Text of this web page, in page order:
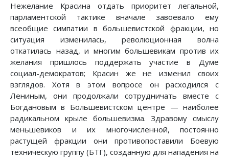
Нежелание Красина отдать приоритет легальной,
парламентской тактике вначале завоевало ему
всеобщие симпатии в большевистской фракции, но
ситуация изменилась, революционная волна
откатилась назад, и многим большевикам против их
желания пришлось поддержать участие в Думе
социал-демократов; Красин же не изменил своих
взглядов. Хотя в этом вопросе он расходился с
Лениным, они продолжали сотрудничать вместе с
Богдановым в Большевистском центре — наиболее
радикальном крыле большевизма. Здравому смыслу
меньшевиков и их многочисленной, постоянно
растущей фракции они противопоставили Боевую
техническую группу (БТГ), созданную для нападения на